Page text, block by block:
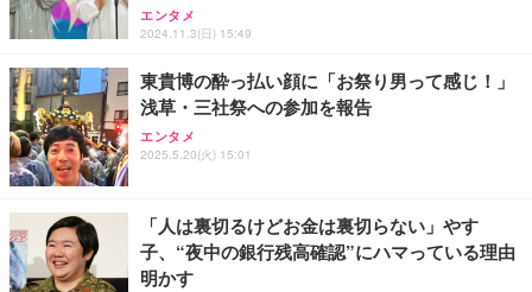
エンタメ
2024.11.3(日) 15:49
東貴博の酔っ払い顔に「お祭り男って感じ！」
浅草・三社祭への参加を報告
エンタメ
2025.5.20(火) 15:01
「人は裏切るけどお金は裏切らない」やす
子、“夜中の銀行残高確認”にハマっている理由
明かす